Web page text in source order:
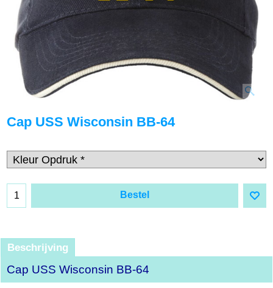
Cap USS Wisconsin BB-64
Bestel
Beschrijving
Cap USS Wisconsin BB-64